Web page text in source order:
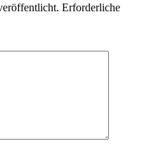
Erforderliche